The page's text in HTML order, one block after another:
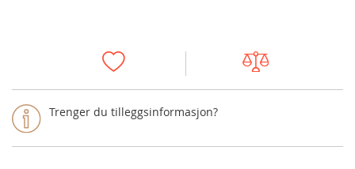
Trenger du tilleggsinformasjon?